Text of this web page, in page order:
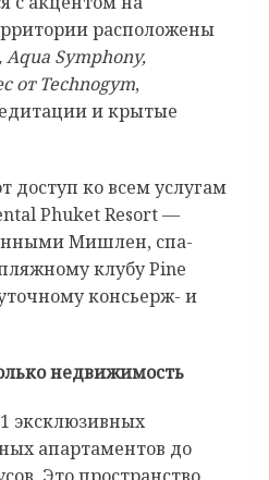
расположены
Symphony,
от Technogym,
и крытые
доступ ко всем услугам
Phuket Resort —
Мишлен, спа-
клубу Pine
консьерж- и
недвижимость
эксклюзивных
апартаментов до